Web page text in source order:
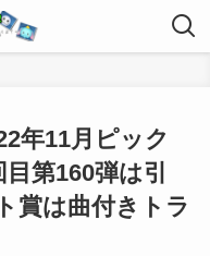
年11月ピック
第160弾は引
賞は曲付きトラ